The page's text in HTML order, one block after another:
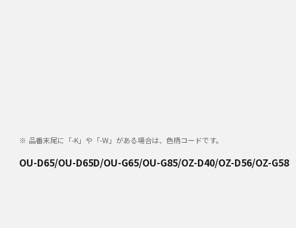
品番末尾に「-K」や「-W」がある場合は、色柄コードです。
OU-D65/OU-D65D/OU-G65/OU-G85/OZ-D40/OZ-D56/OZ-G58